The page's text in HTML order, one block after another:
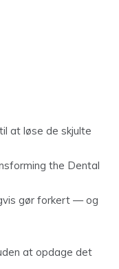
at løse de skjulte
the Dental
gør forkert — og
at opdage det